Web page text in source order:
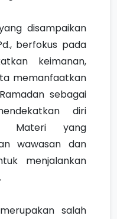
disampaikan
berfokus pada
keimanan,
memanfaatkan
sebagai
diri
Materi yang
wawasan dan
menjalankan
salah